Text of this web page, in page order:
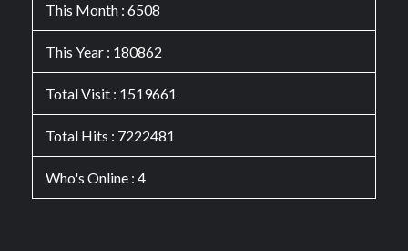
This Month : 6508
This Year : 180862
Total Visit : 1519661
Total Hits : 7222481
Who's Online : 4